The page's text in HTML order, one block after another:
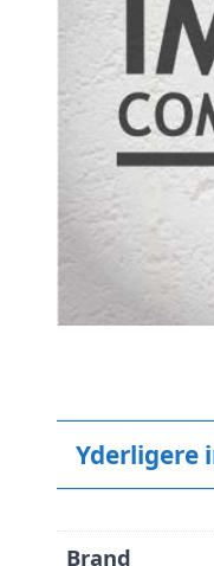
Yderligere
Brand